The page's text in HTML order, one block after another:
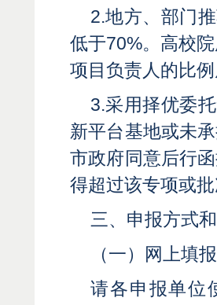
2.地方、部门
低于70%。高校
项目负责人的比
3.采用择优委
新平台基地或未
市政府同意后行
得超过该专项或
三、申报方式
（一）网上填报
请各申报单位